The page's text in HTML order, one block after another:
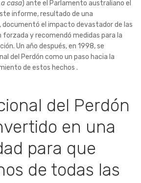
a casa) ante el Parlamento australiano el
informe, resultado de una
documentó el impacto devastador de las
y recomendó medidas para la
Un año después, en 1998, se
del Perdón como un paso hacia la
de estos hechos .​
del Perdón
en una
para que
de todas las